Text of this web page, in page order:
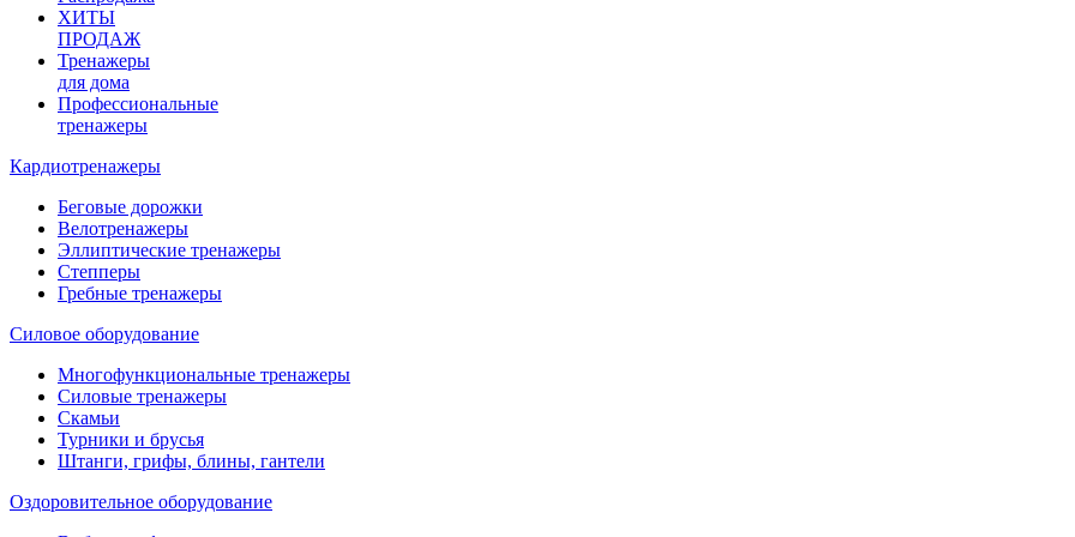
ХИТЫ
ПРОДАЖ
Тренажеры
для дома
Профессиональные
тренажеры
Кардиотренажеры
Беговые дорожки
Велотренажеры
Эллиптические тренажеры
Степперы
Гребные тренажеры
Силовое оборудование
Многофункциональные тренажеры
Силовые тренажеры
Скамьи
Турники и брусья
Штанги, грифы, блины, гантели
Оздоровительное оборудование